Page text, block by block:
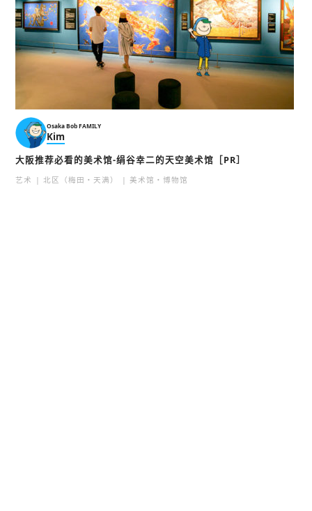
Osaka Bob FAMILY
Kim
大阪推荐必看的美术馆-绢谷幸二的天空美术馆［PR］
艺术 北区（梅田・天满） 美术馆・博物馆